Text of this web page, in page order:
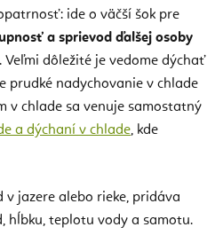
ide o väčší šok pre
a sprievod ďalšej osoby
dôležité je vedome dýchať
prudké nadychovanie v chlade
v chlade sa venuje samostatný
a dýchaní v chlade, kde
jazere alebo rieke, pridáva
hĺbku, teplotu vody a samotu.